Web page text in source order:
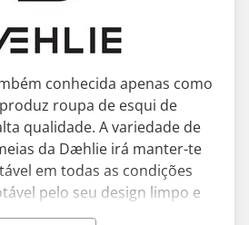
conhecida apenas como
roupa de esqui de
qualidade. A variedade de
da Dæhlie irá manter-te
em todas as condições
pelo seu design limpo e
objetivo da marca é ajudar-te